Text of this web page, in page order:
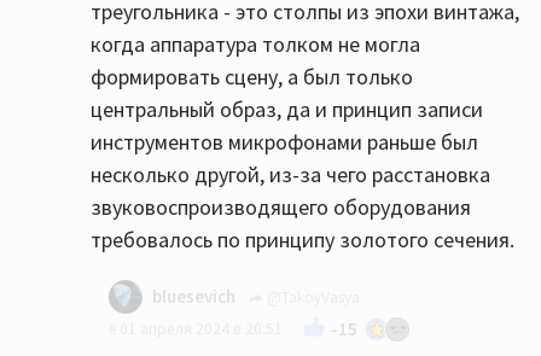
треугольника - это столпы из эпохи винтажа,
когда аппаратура толком не могла
формировать сцену, а был только
центральный образ, да и принцип записи
инструментов микрофонами раньше был
несколько другой, из-за чего расстановка
звуковоспроизводящего оборудования
требовалось по принципу золотого сечения.
bluesevich
-15